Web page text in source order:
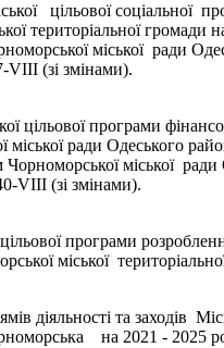
цільової соціальної
територіальної громади
міської ради
VIII (зі змінами).
цільової програми
ради Одеського
Чорноморської міської
VIII (зі змінами).
програми
міської
діяльності та заходів
на 2021 - 2025